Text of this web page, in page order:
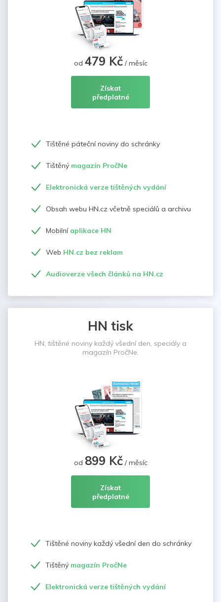
od 479 Kč/ měsíc
Získat
předplatné
Tištěné páteční noviny do schránky
Tištěný magazín PročNe
Elektronická verze tištěných vydání
Obsah webu HN.cz včetně speciálů a archivu
Mobilní aplikace HN
Web HN.cz bez reklam
Audioverze všech článků na HN.cz
HN tisk
HN, tištěné noviny každý všední den, speciály a
magazín PročNe.
od 899 Kč/ měsíc
Získat
předplatné
Tištěné noviny každý všední den do schránky
Tištěný magazín PročNe
Elektronická verze tištěných vydání